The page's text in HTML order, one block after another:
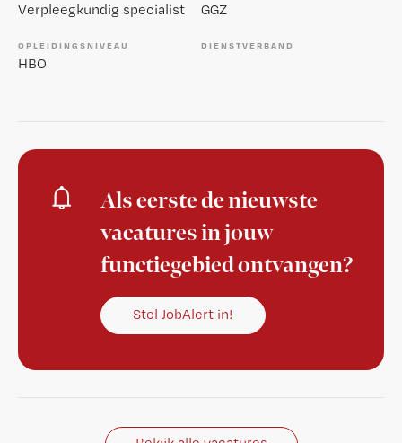
Verpleegkundig specialist GGZ
OPLEIDINGSNIVEAU
HBO
DIENSTVERBAND
Als eerste de nieuwste
vacatures in jouw
functiegebied ontvangen?
Stel JobAlert in!